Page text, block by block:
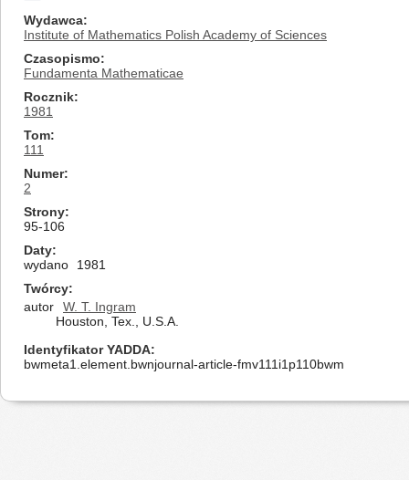
Wydawca
Institute of Mathematics Polish Academy of Sciences
Czasopismo
Fundamenta Mathematicae
Rocznik
1981
Tom
111
Numer
2
Strony
95-106
Daty
wydano
1981
Twórcy
autor
W. T. Ingram
Houston, Tex., U.S.A.
Identyfikator YADDA
bwmeta1.element.bwnjournal-article-fmv111i1p110bwm